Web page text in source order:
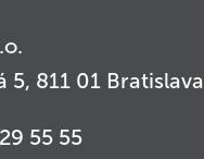
5, 811 01 Bratislava
55 55